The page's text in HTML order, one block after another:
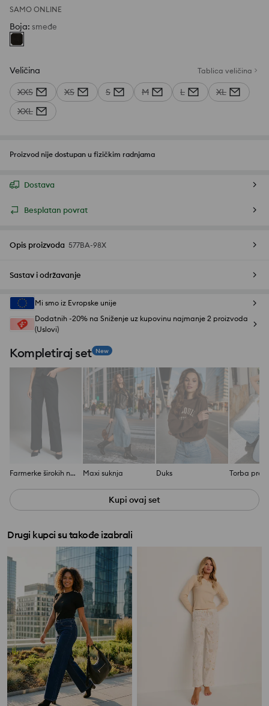
SAMO ONLINE
Boja: smeđe
Veličina Tablica veličina
XXS XS S M L
XL
XXL
Proizvod nije dostupan u fizičkim radnjama
Dostava
Besplatan povrat
Opis proizvoda 577BA-98X
Sastav i održavanje
Mi smo iz Evropske unije
Dodatnih -20% na Sniženje uz kupovinu najmanje 2 proizvoda
(Uslovi)
Kompletiraj set New
Farmerke širokih nogavica i niskog struka Maxi suknja Duks
Kupi ovaj set
Drugi kupci su takođe izabrali